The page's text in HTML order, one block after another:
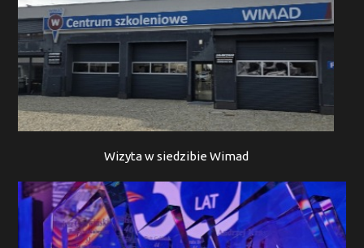
Wizyta w siedzibie Wimad